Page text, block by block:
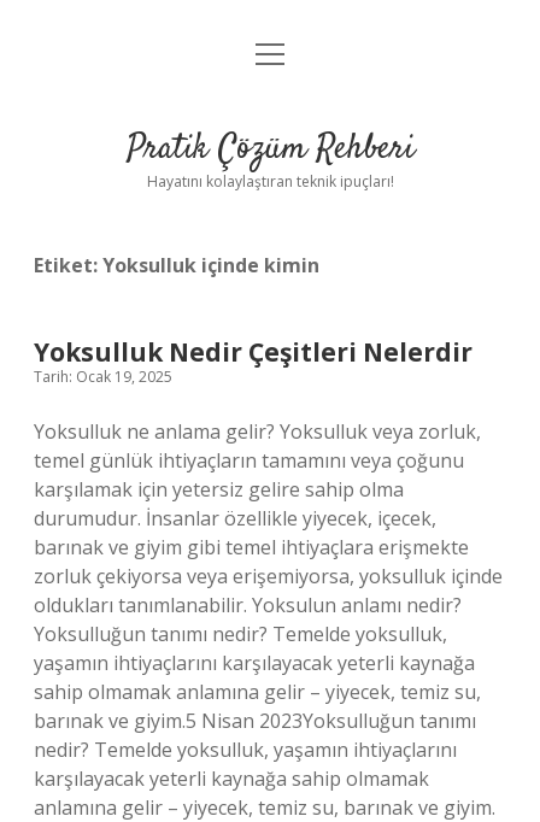
Anasayfa
Yasal Uyarı
menüyü
Pratik Çözüm Rehberi
Hayatını kolaylaştıran teknik ipuçları!
Etiket:Yoksulluk içinde kimin
Yoksulluk Nedir Çeşitleri Nelerdir
Tarih: Ocak 19, 2025
Yoksulluk ne anlama gelir? Yoksulluk veya zorluk,
temel günlük ihtiyaçların tamamını veya çoğunu
karşılamak için yetersiz gelire sahip olma
durumudur. İnsanlar özellikle yiyecek, içecek,
barınak ve giyim gibi temel ihtiyaçlara erişmekte
zorluk çekiyorsa veya erişemiyorsa, yoksulluk içinde
oldukları tanımlanabilir. Yoksulun anlamı nedir?
Yoksulluğun tanımı nedir? Temelde yoksulluk,
yaşamın ihtiyaçlarını karşılayacak yeterli kaynağa
sahip olmamak anlamına gelir – yiyecek, temiz su,
barınak ve giyim.5 Nisan 2023Yoksulluğun tanımı
nedir? Temelde yoksulluk, yaşamın ihtiyaçlarını
karşılayacak yeterli kaynağa sahip olmamak
anlamına gelir – yiyecek, temiz su, barınak ve giyim.